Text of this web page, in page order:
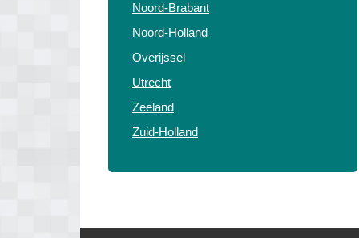
Noord-Brabant
Noord-Holland
Overijssel
Utrecht
Zeeland
Zuid-Holland